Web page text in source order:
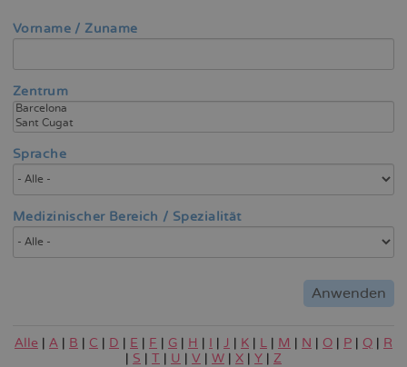
Vorname / Zuname
Zentrum
Sprache
Medizinischer Bereich / Spezialität
Alle | A | B | C | D | E | F | G | H | I | J | K | L | M | N | O | P | Q | R
| S | T | U | V | W | X | Y | Z